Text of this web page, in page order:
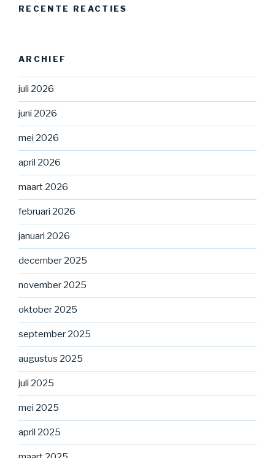
RECENTE REACTIES
ARCHIEF
juli 2026
juni 2026
mei 2026
april 2026
maart 2026
februari 2026
januari 2026
december 2025
november 2025
oktober 2025
september 2025
augustus 2025
juli 2025
mei 2025
april 2025